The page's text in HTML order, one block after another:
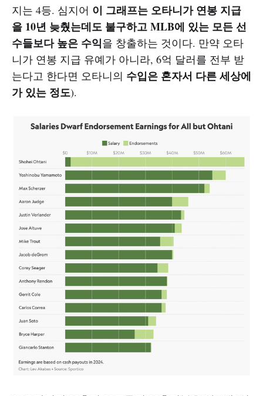
지는 4등. 심지어 이 그래프는 오타니가 연봉 지급
을 10년 늦췄는데도 불구하고 MLB에 있는 모든 선
수들보다 높은 수익을 창출하는 것이다. 만약 오타
니가 연봉 지급 유예가 아니라, 6억 달러를 전부 받
는다고 한다면 오타니의 수입은 혼자서 다른 세상에
가 있는 정도).